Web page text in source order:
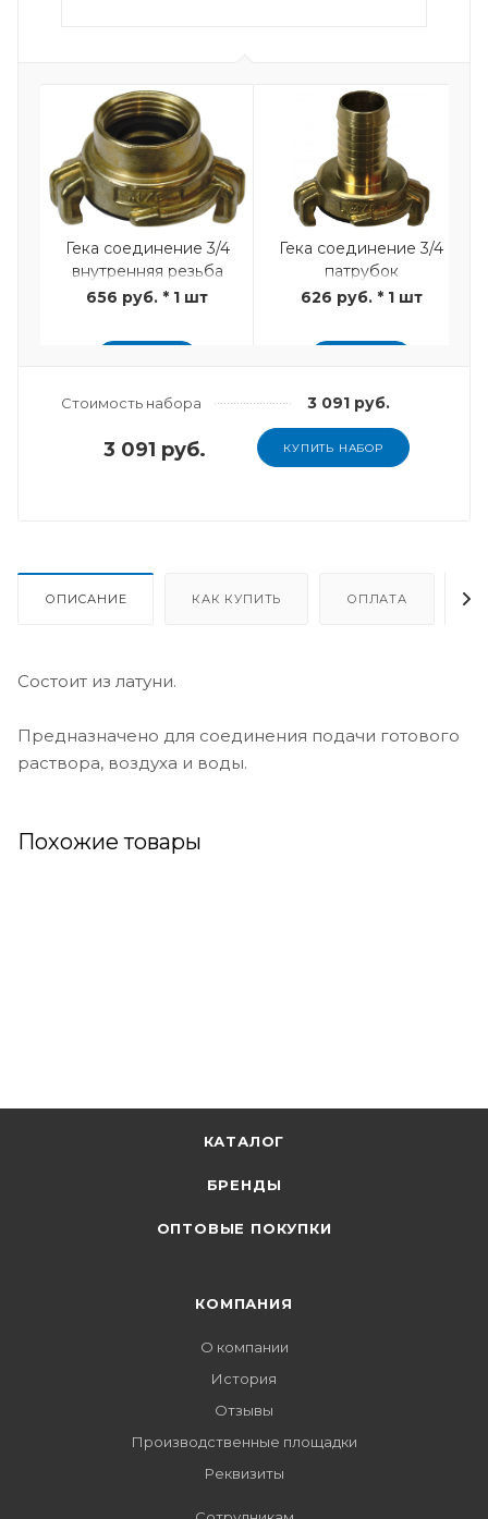
Гека соединение 3/4
внутренняя резьба
656 руб. * 1 шт
Гека соединение 3/4
патрубок
626 руб. * 1 шт
редуктора
ДОБАВИТЬ
давления воды
Стоимость набора 3 091 руб.
3 091 руб. КУПИТЬ НАБОР
ОПИСАНИЕ КАК КУПИТЬ ОПЛАТА
Состоит из латуни.
Предназначено для соединения подачи готового
раствора, воздуха и воды.
Похожие товары
КАТАЛОГ
БРЕНДЫ
ОПТОВЫЕ ПОКУПКИ
КОМПАНИЯ
О компании
История
Отзывы
Производственные площадки
Реквизиты